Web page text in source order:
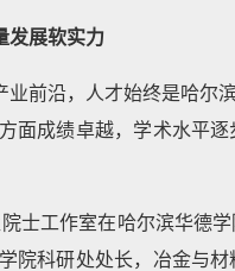
发展软实力
业前沿，人才始终是哈尔
面成绩卓越，学术水平
院士工作室在哈尔滨华德
院科研处处长，冶金与